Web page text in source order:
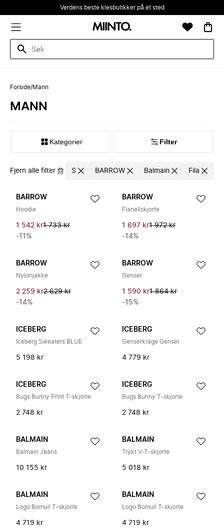
Verdens beste klesbutikker på et sted
Forside/Mann
MANN
Kategorier Filter
Fjern alle filter S BARROW Balmain Fila
BARROW
Hoodie
1 542 kr1 733 kr
-11%
BARROW
Flanellskjorte
1 697 kr1 972 kr
-14%
BARROW
Nylonjakke
2 259 kr2 629 kr
-14%
BARROW
Genser
1 590 kr1 864 kr
-15%
ICEBERG
Iceberg Sweaters BLUE
5 198 kr
ICEBERG
Genserkrage Genser
4 779 kr
ICEBERG
Bugs Bunny Print T-skjorte
2 748 kr
ICEBERG
Bugs Bunny T-skjorte
2 748 kr
BALMAIN
Balmain Jeans
10 155 kr
BALMAIN
Trykt V-T-skjorte
5 018 kr
BALMAIN
Logo Bomull T-skjorte
4 719 kr
BALMAIN
Logo Bomull T-skjorte
4 719 kr